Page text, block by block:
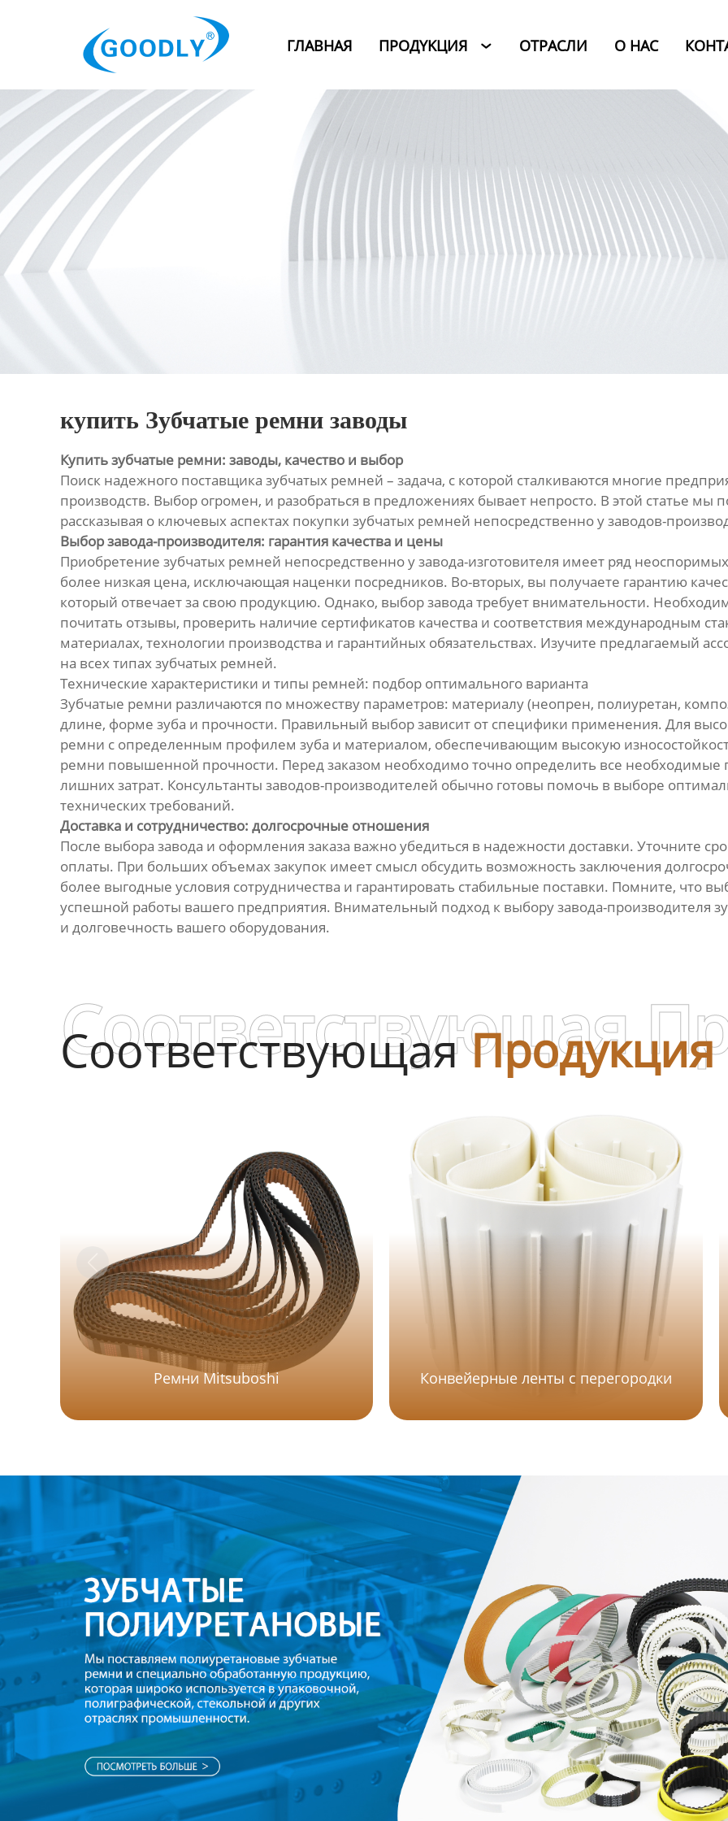
ГЛАВНАЯ ПРОДYKЦИЯ  ОТРАСЛИ O HAC
ОТРАСЛИ
Категория
Новости
Контакты
купить Зубчатые ремни заводы
Купить зубчатые ремни: заводы, качество и выбор
Поиск надежного поставщика зубчатых ремней – задача, с которой сталкиваются многие
производств. Выбор огромен, и разобраться в предложениях бывает непросто. В этой статье мы
рассказывая о ключевых аспектах покупки зубчатых ремней непосредственно у заводов-
Выбор завода-производителя: гарантия качества и цены
Приобретение зубчатых ремней непосредственно у завода-изготовителя имеет ряд
более низкая цена, исключающая наценки посредников. Во-вторых, вы получаете гарантию
который отвечает за свою продукцию. Однако, выбор завода требует внимательности.
почитать отзывы, проверить наличие сертификатов качества и соответствия международным
материалах, технологии производства и гарантийных обязательствах. Изучите предлагаемый
на всех типах зубчатых ремней.
Технические характеристики и типы ремней: подбор оптимального варианта
Зубчатые ремни различаются по множеству параметров: материалу (неопрен, полиуретан,
длине, форме зуба и прочности. Правильный выбор зависит от специфики применения. Для
ремни с определенным профилем зуба и материалом, обеспечивающим высокую
ремни повышенной прочности. Перед заказом необходимо точно определить все
лишних затрат. Консультанты заводов-производителей обычно готовы помочь в выборе
технических требований.
Доставка и сотрудничество: долгосрочные отношения
После выбора завода и оформления заказа важно убедиться в надежности доставки. Уточните
оплаты. При больших объемах закупок имеет смысл обсудить возможность заключения
более выгодные условия сотрудничества и гарантировать стабильные поставки. Помните, что
успешной работы вашего предприятия. Внимательный подход к выбору завода-производителя
и долговечность вашего оборудования.
СоответствующаяПродукция
Соответствующая
Ремни Mitsuboshi Конвейерные ленты с перегородки